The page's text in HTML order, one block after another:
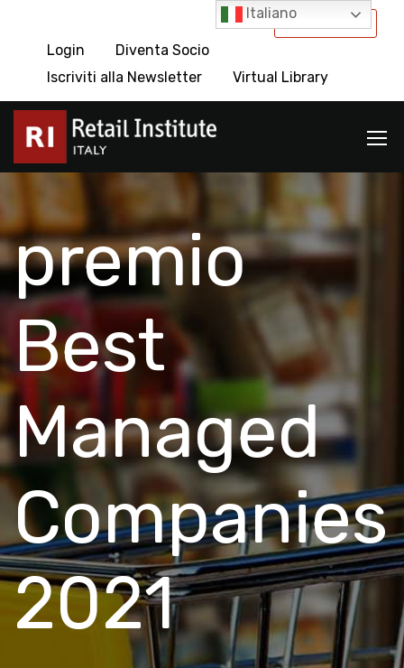
International
Login
Diventa Socio
Iscriviti alla Newsletter
Virtual Library
premio
Best
Managed
Companies
2021
Italiano